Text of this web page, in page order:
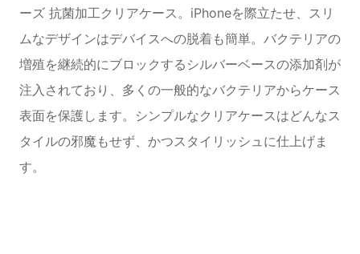
ーズ 抗菌加工クリアケース。iPhoneを際立たせ、スリ
ムなデザインはデバイスへの脱着も簡単。バクテリアの
増殖を継続的にブロックするシルバーベースの添加剤が
注入されており、多くの一般的なバクテリアからケース
表面を保護します。シンプルなクリアケースはどんなス
タイルの邪魔もせず、かつスタイリッシュに仕上げま
す。